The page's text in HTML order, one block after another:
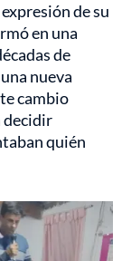
de su
en una
de
nueva
cambio
decidir
quién